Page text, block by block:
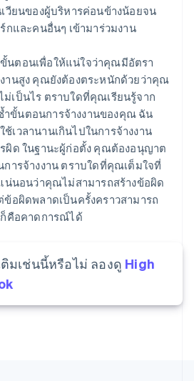
วียนของผู้บริหารค่อนข้างน้อยจน
กและคนอื่นๆ เข้ามาร่วมงาน
ตอนเพื่อให้แน่ใจว่าคุณมีอัตรา
งานสูง คุณยังต้องตระหนักด้วยว่าคุณ
เป็นไร ตราบใดที่คุณเรียนรู้จาก
ขั้นตอนการจ้างงานของคุณ ฉัน
เวลานานเกินไปในการจ้างงาน
รผิด ในฐานะผู้ก่อตั้ง คุณต้องอนุญาต
การจ้างงาน ตราบใดที่คุณเต็มใจที่
น่นอนว่าคุณไม่สามารถสร้างข้อผิด
อผิดพลาดเป็นครั้งคราวสามารถ
คือคาดการณ์ได้
มเช่นนี้หรือไม่ ลองดู High
English